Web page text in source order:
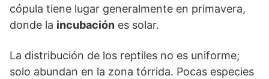
cópula tiene lugar generalmente en primavera,
donde la incubación es solar.
La distribución de los reptiles no es uniforme;
solo abundan en la zona tórrida. Pocas especies